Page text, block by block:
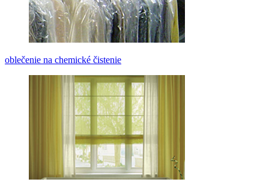
oblečenie na chemické čistenie